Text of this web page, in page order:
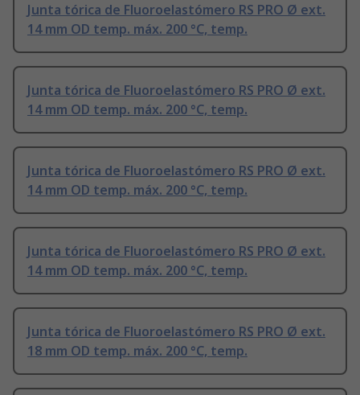
Junta tórica de Fluoroelastómero RS PRO Ø ext.
14 mm OD temp. máx. 200 °C, temp.
Junta tórica de Fluoroelastómero RS PRO Ø ext.
14 mm OD temp. máx. 200 °C, temp.
Junta tórica de Fluoroelastómero RS PRO Ø ext.
14 mm OD temp. máx. 200 °C, temp.
Junta tórica de Fluoroelastómero RS PRO Ø ext.
14 mm OD temp. máx. 200 °C, temp.
Junta tórica de Fluoroelastómero RS PRO Ø ext.
18 mm OD temp. máx. 200 °C, temp.